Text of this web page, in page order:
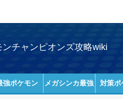
ンチャンピオンズ攻略wiki
強ポケモン メガシンカ最強 対策ポ